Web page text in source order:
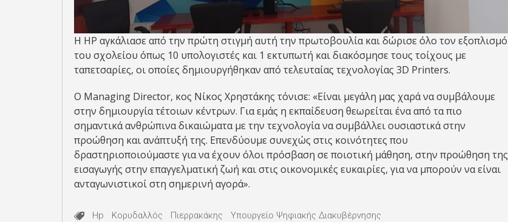
Η ΗΡ αγκάλιασε από την πρώτη στιγμή αυτή την πρωτοβουλία και δώρισε όλο τον εξοπλισμό
του σχολείου όπως 10 υπολογιστές και 1 εκτυπωτή και διακόσμησε τους τοίχους με
ταπετσαρίες, οι οποίες δημιουργήθηκαν από τελευταίας τεχνολογίας 3D Printers.
Ο Managing Director, κος Νίκος Χρηστάκης τόνισε: «Είναι μεγάλη μας χαρά να συμβάλουμε
στην δημιουργία τέτοιων κέντρων. Για εμάς η εκπαίδευση θεωρείται ένα από τα πιο
σημαντικά ανθρώπινα δικαιώματα με την τεχνολογία να συμβάλλει ουσιαστικά στην
προώθηση και ανάπτυξή της. Επενδύουμε συνεχώς στις κοινότητες που
δραστηριοποιούμαστε για να έχουν όλοι πρόσβαση σε ποιοτική μάθηση, στην προώθηση της
εισαγωγής στην επαγγελματική ζωή και στις οικονομικές ευκαιρίες, για να μπορούν να είναι
ανταγωνιστικοί στη σημερινή αγορά».
Hp Κορυδαλλός Πιερρακάκης Υπουργείο Ψηφιακής Διακυβέρνησης